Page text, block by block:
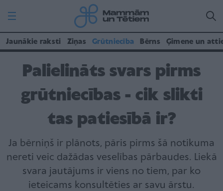
Jaunākie raksti Ziņas Grūtniecība Bērns Ģimene un
Palielināts svars pirms
grūtniecības - cik slikti
tas patiesībā ir?
Ja bērniņš ir plānots, pāris pirms šā notikuma
nereti veic dažādas veselības pārbaudes. Liekā
svara jautājums ir viens no tiem, par ko
ieteicams konsultēties ar savu ārstu.